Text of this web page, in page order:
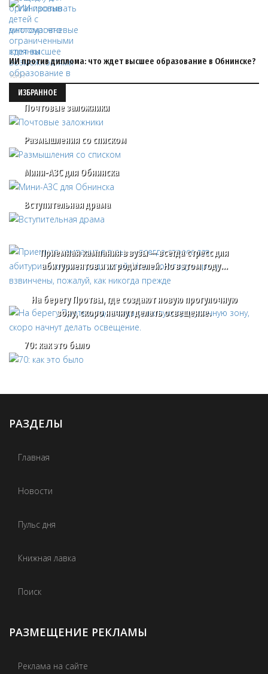
ИИ против диплома: что ждет высшее образование в Обнинске?
16/07
ИЗБРАННОЕ
Почтовые заложники
Размышления со списком
Мини-АЗС для Обнинска
Вступительная драма
Приемная кампания в вузы — всегда стресс для
абитуриентов и их родителей. Но в этом году…
На берегу Протвы, где создают новую прогулочную
зону, скоро начнут делать освещение.
70: как это было
РАЗДЕЛЫ
Главная
Новости
Пульс дня
Книжная лавка
Поиск
РАЗМЕЩЕНИЕ РЕКЛАМЫ
Реклама на сайте